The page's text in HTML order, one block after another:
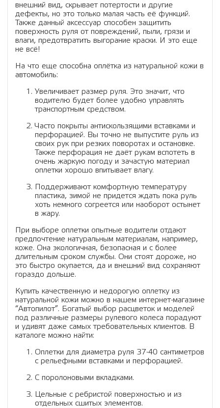
внешний вид, скрывает потертости и другие
дефекты, но это только малая часть её функций.
Также данный аксессуар способен защитить
поверхность руля от повреждений, пыли, грязи и
влаги, предотвратить выгорание краски. И это еще
не всё!
На что еще способна оплётка из натуральной кожи в
автомобиль:
Увеличивает размер руля. Это значит, что
водителю будет более удобно управлять
транспортным средством.
Часто покрыты антискользящими вставками и
перфорацией. Вы точно не выпустите руль из
своих рук при резких поворотах и остановке.
Также перфорация не даёт рукам вспотеть в
очень жаркую погоду и зачастую материал
оплетки хорошо впитывает влагу.
Поддерживают комфортную температуру
пластика, зимой не придется ждать пока руль
хоть немного согреется или наоборот остынет
в жару.
При выборе оплетки опытные водители отдают
предпочтение натуральным материалам, например,
коже. Она экологичная, безопасная и с более
длительным сроком службы. Они стоят дороже, но
это быстро окупается, да и внешний вид сохраняют
гораздо дольше.
Купить качественную и недорогую оплетку из
натуральной кожи можно в нашем интернет-магазине
“Автопилот”. Богатый выбор расцветок и моделей
под различные размеры рулевого колеса порадуют
и удивят даже самых требовательных клиентов. В
каталоге можно найти:
Оплетки для диаметра руля 37-40 сантиметров
с рельефными вставками и перфорацией.
С поролоновыми вкладками.
Цельные с ребристой поверхностью и из
отдельных сшитых элементов.